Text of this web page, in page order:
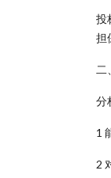
投
担
二
分
1
2